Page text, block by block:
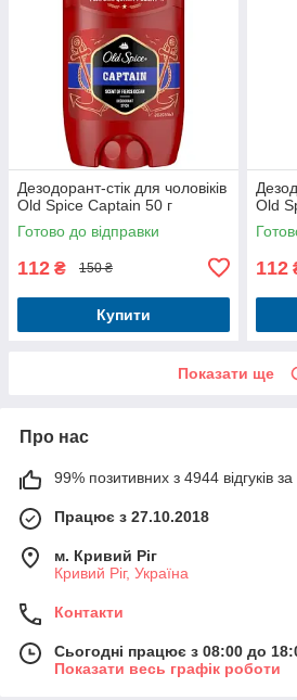
Дезодорант-стік для чоловіків
Old Spice Captain 50 г
Готово до відправки
112 ₴ 150 ₴
Купити
Old
112
Показати ще
Про нас
99% позитивних з 4944 відгуків за
Працює з 27.10.2018
м. Кривий Ріг
Кривий Ріг, Україна
Контакти
Сьогодні працює з 08:00 до
Показати весь графік роботи